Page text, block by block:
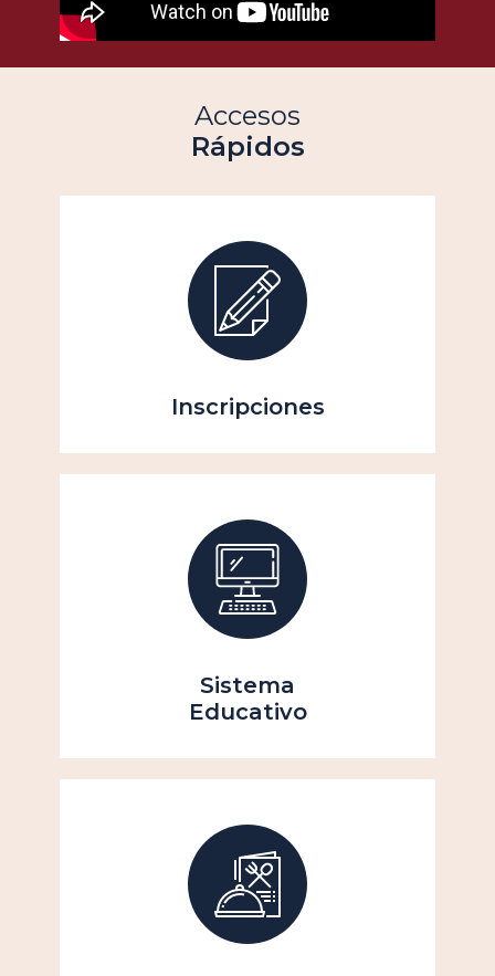
Accesos
Rápidos
Inscripciones
Sistema
Educativo